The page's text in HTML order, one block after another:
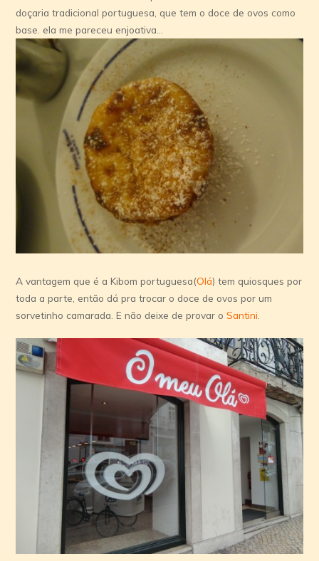
doçaria tradicional portuguesa, que tem o doce de ovos como
base. ela me pareceu enjoativa…
A vantagem que é a Kibom portuguesa(Olá) tem quiosques por
toda a parte, então dá pra trocar o doce de ovos por um
sorvetinho camarada. E não deixe de provar oSantini